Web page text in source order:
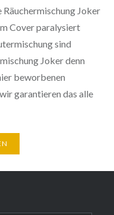
Joker
Cover paralysiert
sind
Joker denn
beworbenen
garantieren das alle